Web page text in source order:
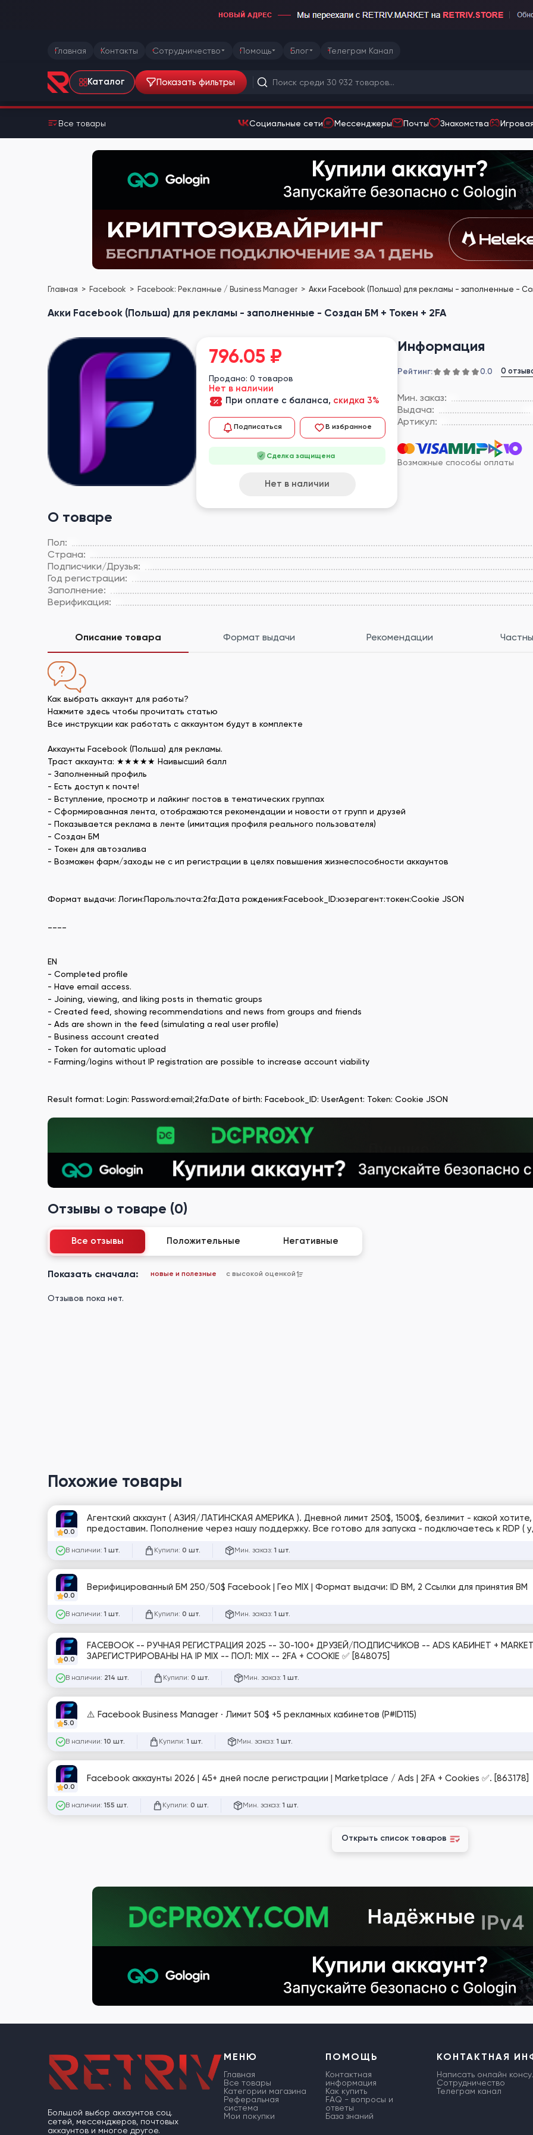
Главная Контакты Сотрудничество Помощь Блог Телеграм Канал
Каталог Показать фильтры
Все товары Социальные сети Мессенджеры Почты Знакомства
Главная Facebook Facebook: Рекламные / Business Manager Акки Facebook (Польша) для рекламы - заполненные -
Акки Facebook (Польша) для рекламы - заполненные - Создан БМ + Токен + 2FA
Информация
Рейтинг: 0.0 0
Мин. заказ:
Выдача:
Артикул:
Возможные способы оплаты
О товаре
Пол:
Страна:
Подписчики/Друзья:
Год регистрации:
Заполнение:
Верификация:
796.05 ₽
Продано: 0 товаров
Нет в наличии
При оплате с баланса, скидка 3%
Подписаться В избранное
Сделка защищена
Нет в наличии
Описание товара Формат выдачи Рекомендации
Как выбрать аккаунт для работы?
Нажмите здесь чтобы прочитать статью
Все инструкции как работать с аккаунтом будут в комплекте
Аккаунты Facebook (Польша) для рекламы.
Траст аккаунта: ★★★★★ Наивысший балл
- Заполненный профиль
- Есть доступ к почте!
- Вступление, просмотр и лайкинг постов в тематических группах
- Сформированная лента, отображаются рекомендации и новости от групп и друзей
- Показывается реклама в ленте (имитация профиля реального пользователя)
- Создан БМ
- Токен для автозалива
- Возможен фарм/заходы не с ип регистрации в целях повышения жизнеспособности аккаунтов
Формат выдачи: Логин:Пароль:почта:2fa:Дата рождения:Facebook_ID:юзерагент:токен:Cookie JSON
EN
- Completed profile
- Have email access.
- Joining, viewing, and liking posts in thematic groups
- Created feed, showing recommendations and news from groups and friends
- Ads are shown in the feed (simulating a real user profile)
- Business account created
- Token for automatic upload
- Farming/logins without IP registration are possible to increase account viability
Result format: Login: Password:email;2fa:Date of birth: Facebook_ID: UserAgent: Token: Cookie JSON
Отзывы о товаре (0)
Все отзывы Положительные Негативные
Показать сначала: новые и полезные с высокой оценкой
Отзывов пока нет.
Похожие товары
0.0
Агентский аккаунт ( АЗИЯ/ЛАТИНСКАЯ АМЕРИКА ). Дневной лимит 250$, 1500$, безлимит - какой хотите, такой и
предоставим. Пополнение через нашу поддержку. Все готово для запуска - подключаетесь к RDP ( удаленный
В наличии: 1 шт. Купили: 0 шт. Мин. заказ: 1 шт.
0.0
Верифицированный БМ 250/50$ Facebook | Гео MIX | Формат выдачи: ID BM, 2 Ссылки для принятия BM
В наличии: 1 шт. Купили: 0 шт. Мин. заказ: 1 шт.
0.0
FACEBOOK -- РУЧНАЯ РЕГИСТРАЦИЯ 2025 -- 30-100+ ДРУЗЕЙ/ПОДПИСЧИКОВ -- ADS КАБИНЕТ +
ЗАРЕГИСТРИРОВАНЫ НА IP MIX -- ПОЛ: MIX -- 2FA + COOKIE ✅ [848075]
В наличии: 214 шт. Купили: 0 шт. Мин. заказ: 1 шт.
5.0
⚠️ Facebook Business Manager · Лимит 50$ +5 рекламных кабинетов (P#ID115)
В наличии: 10 шт. Купили: 1 шт. Мин. заказ: 1 шт.
0.0
Facebook аккаунты 2026 | 45+ дней после регистрации | Marketplace / Ads | 2FA + Cookies ✅. [863178]
В наличии: 155 шт. Купили: 0 шт. Мин. заказ: 1 шт.
Открыть список товаров
Большой выбор аккаунтов соц.
сетей, мессенджеров, почтовых
аккаунтов и многое другое.
МЕНЮ
Главная
Все товары
Категории магазина
Реферальная
система
Мои покупки
ПОМОЩЬ
Контактная
информация
Как купить
FAQ - вопросы и
ответы
База знаний
КОНТАКТНАЯ
Написать онлайн
Сотрудничество
Телеграм канал